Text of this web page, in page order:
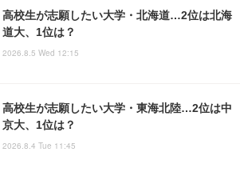
高校生が志願したい大学・北海道…2位は北海
道大、1位は？
2026.8.5 Wed 12:15
高校生が志願したい大学・東海北陸…2位は中
京大、1位は？
2026.8.4 Tue 11:45